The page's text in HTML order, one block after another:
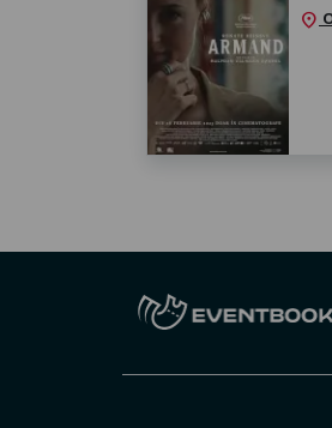
location_on